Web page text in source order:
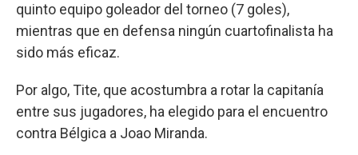
quinto equipo goleador del torneo (7 goles),
mientras que en defensa ningún cuartofinalista ha
sido más eficaz.
Por algo, Tite, que acostumbra a rotar la capitanía
entre sus jugadores, ha elegido para el encuentro
contra Bélgica a Joao Miranda.